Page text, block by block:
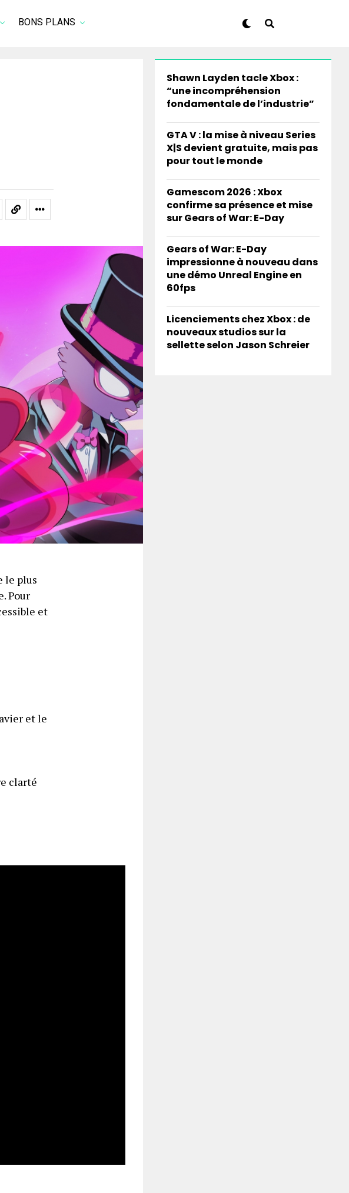
BONS PLANS
le plus
Pour
et
et le
clarté
Shawn Layden tacle Xbox :
“une incompréhension
fondamentale de l’industrie”
GTA V : la mise à niveau Series
X|S devient gratuite, mais pas
pour tout le monde
Gamescom 2026 : Xbox
confirme sa présence et mise
sur Gears of War: E-Day
Gears of War: E-Day
impressionne à nouveau dans
une démo Unreal Engine en
60fps
Licenciements chez Xbox : de
nouveaux studios sur la
sellette selon Jason Schreier